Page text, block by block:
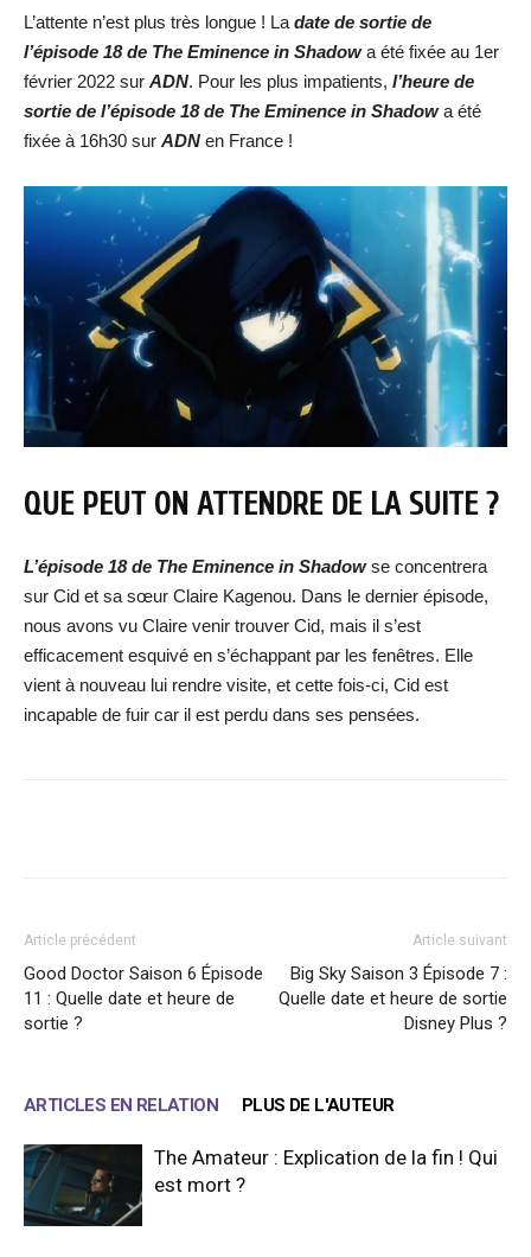
L’attente n’est plus très longue ! La date de sortie de
l’épisode 18 de The Eminence in Shadowa été fixée au 1er
février 2022 sur ADN. Pour les plus impatients, l’heure de
sortie de l’épisode 18 de The Eminence in Shadowa été
fixée à 16h30 sur ADN en France !
QUE PEUT ON ATTENDRE DE LA SUITE ?
L’épisode 18 de The Eminence in Shadowse concentrera
sur Cid et sa sœur Claire Kagenou. Dans le dernier épisode,
nous avons vu Claire venir trouver Cid, mais il s’est
efficacement esquivé en s’échappant par les fenêtres. Elle
vient à nouveau lui rendre visite, et cette fois-ci, Cid est
incapable de fuir car il est perdu dans ses pensées.
Article précédent
Good Doctor Saison 6 Épisode
11 : Quelle date et heure de
sortie ?
Article suivant
Big Sky Saison 3 Épisode 7 :
Quelle date et heure de sortie
Disney Plus ?
ARTICLES EN RELATION PLUS DE L'AUTEUR
The Amateur : Explication de la fin ! Qui
est mort ?